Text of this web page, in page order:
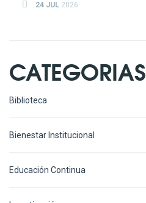
24 JUL 2026
CATEGORIAS
Biblioteca
Bienestar Institucional
Educación Continua